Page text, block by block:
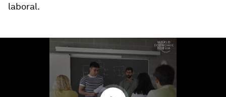
laboral.